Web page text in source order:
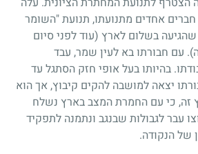
אחדים מתנועתו, תנועת "השומר
בשלום לארץ (עוד לפני סיום
עם חבורתו בא לעין שמר, עבד
בהיותו בעל אופי חזק הסתגל עד
יצאה למושבה להקים קיבוץ, אך הוא
זה, כי עם החמרת המצב בארץ נשלח
עבר לגבולות שבנגב ונתמנה לתפקיד
של הנקודה.